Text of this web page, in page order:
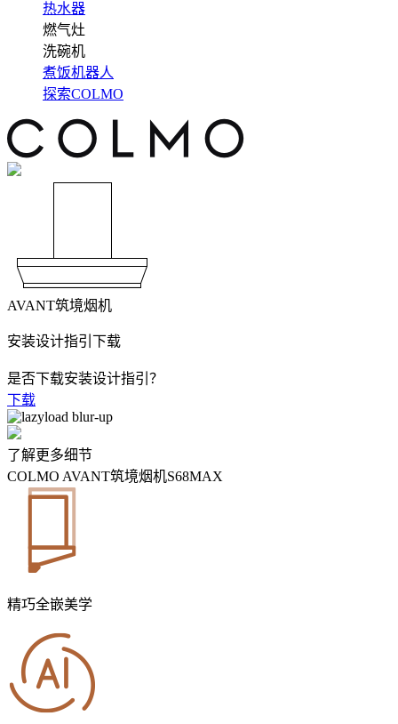
热水器
燃气灶
洗碗机
煮饭机器人
探索COLMO
AVANT筑境烟机
安装设计指引下载
是否下载安装设计指引？
下载
了解更多细节
COLMO AVANT筑境烟机S68MAX
精巧全嵌美学